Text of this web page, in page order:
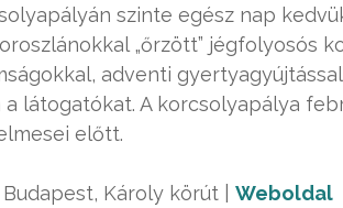
szinte egész nap
„őrzött” jégfolyosós
adventi
a látogatókat. A korcsolyapálya
előtt.
Budapest, Károly körút Weboldal